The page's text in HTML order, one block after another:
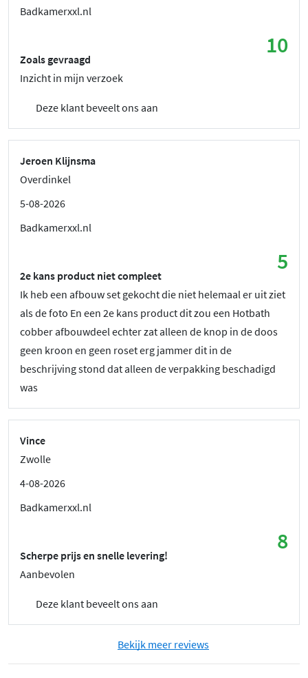
Badkamerxxl.nl
10
Zoals gevraagd
Inzicht in mijn verzoek
Deze klant beveelt ons aan
Jeroen Klijnsma
Overdinkel
5-08-2026
Badkamerxxl.nl
5
2e kans product niet compleet
Ik heb een afbouw set gekocht die niet helemaal er uit ziet
als de foto En een 2e kans product dit zou een Hotbath
cobber afbouwdeel echter zat alleen de knop in de doos
geen kroon en geen roset erg jammer dit in de
beschrijving stond dat alleen de verpakking beschadigd
was
Vince
Zwolle
4-08-2026
Badkamerxxl.nl
8
Scherpe prijs en snelle levering!
Aanbevolen
Deze klant beveelt ons aan
Bekijk meer reviews